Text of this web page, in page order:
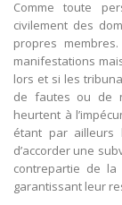
Comme toute
civilement des
propres
manifestations
lors et si les
de fautes ou de
heurtent à
étant par ailleurs
d’accorder une
contrepartie de la
garantissant leur